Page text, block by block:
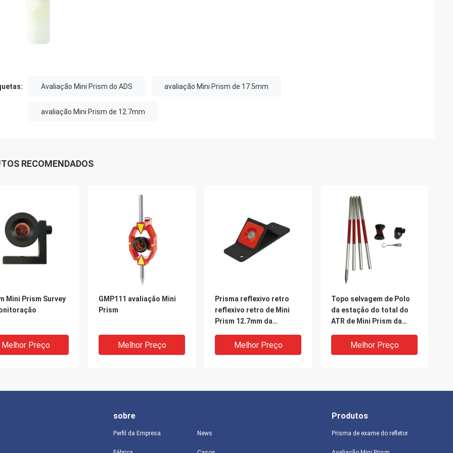
Avaliação Mini Prism do ADS avaliação Mini Prism de 17.5mm
avaliação Mini Prism de 12.7mm
RECOMENDADOS
Mini Prism Survey
Melhor Preço
GMP111 avaliação Mini
Prism
Melhor Preço
Prisma reflexivo retro
reflexivo retro de Mini
Prism 12.7mm da
Melhor Preço
Topo selvagem de Polo
da estação do total do
ATR de Mini Prism da
Melhor Preço
sobre
Perfil da Empresa News
Produtos
Prisma de exame do refletor